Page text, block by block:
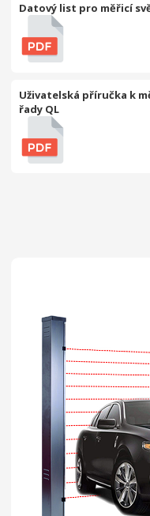
Datový list pro měřicí
Uživatelská příručka k
řady QL